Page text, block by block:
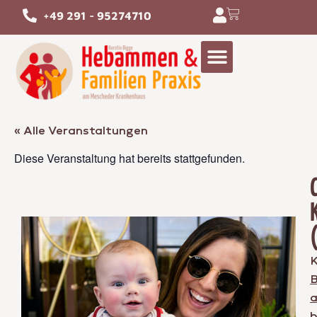
+49 291 - 95274710
« Alle Veranstaltungen
Diese Veranstaltung hat bereits stattgefunden.
a